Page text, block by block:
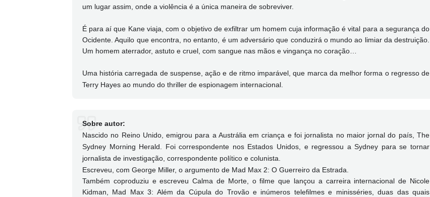
um lugar assim, onde a violência é a única maneira de sobreviver.
É para aí que Kane viaja, com o objetivo de exfiltrar um homem cuja informação é vital para a segurança do
Ocidente. Aquilo que encontra, no entanto, é um adversário que conduzirá o mundo ao limiar da destruição.
Um homem aterrador, astuto e cruel, com sangue nas mãos e vingança no coração…
Uma história carregada de suspense, ação e de ritmo imparável, que marca da melhor forma o regresso de
Terry Hayes ao mundo do thriller de espionagem internacional.
Sobre autor:
Nascido no Reino Unido, emigrou para a Austrália em criança e foi jornalista no maior jornal do país, The
Sydney Morning Herald. Foi correspondente nos Estados Unidos, e regressou a Sydney para se tornar
jornalista de investigação, correspondente político e colunista.
Escreveu, com George Miller, o argumento de Mad Max 2: O Guerreiro da Estrada.
Também coproduziu e escreveu Calma de Morte, o filme que lançou a carreira internacional de Nicole
Kidman, Mad Max 3: Além da Cúpula do Trovão e inúmeros telefilmes e minisséries, duas das quais